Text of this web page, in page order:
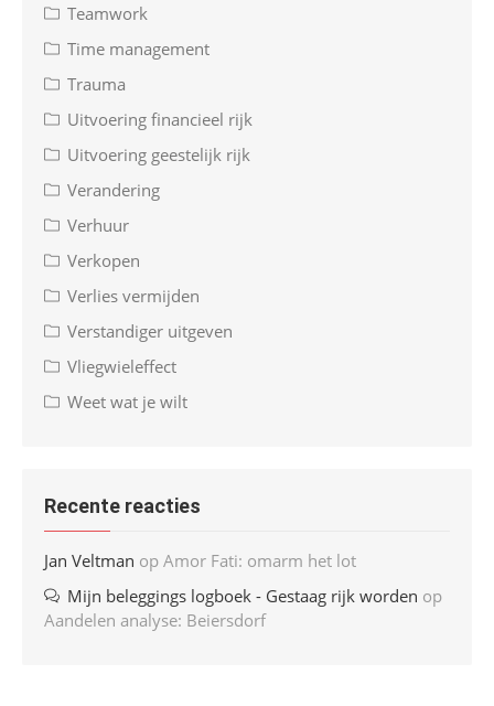
Teamwork
Time management
Trauma
Uitvoering financieel rijk
Uitvoering geestelijk rijk
Verandering
Verhuur
Verkopen
Verlies vermijden
Verstandiger uitgeven
Vliegwieleffect
Weet wat je wilt
Recente reacties
Jan Veltman op Amor Fati: omarm het lot
Mijn beleggings logboek - Gestaag rijk worden op
Aandelen analyse: Beiersdorf